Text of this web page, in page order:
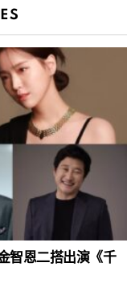
智恩二搭出演《千